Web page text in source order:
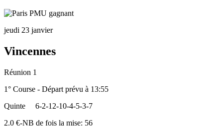
jeudi 23 janvier
Vincennes
Réunion 1
1° Course - Départ prévu à 13:55
Quinte
6-2-12-10-4-5-3-7
2.0 €-NB de fois la mise: 56